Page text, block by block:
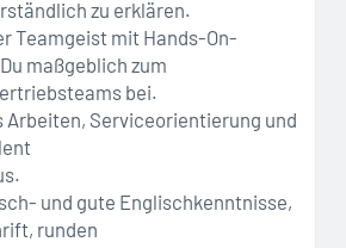
zu erklären.
Teamgeist mit Hands-On-
maßgeblich zum
bei.
Arbeiten, Serviceorientierung und
und gute Englischkenntnisse,
runden